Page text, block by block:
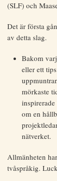
(SLF) och
Det är första
av detta slag.
Bakom
eller ett
mörkaste
om en
nätverket.
Allmänheten
tvåspråkig.